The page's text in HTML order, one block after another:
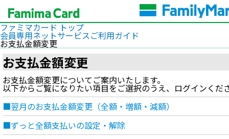
ファミマカード トップ
会員専用ネットサービスご利用ガイド
お支払金額変更
お支払金額変更
お支払金額変更についてご案内いたします。
以下からご覧になりたい項目をご選択のうえ、ログインくだ
■翌月のお支払金額変更（全額・増額・減額）
■ずっと全額支払いの設定・解除